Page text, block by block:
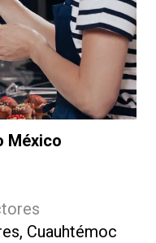
México
Cuauhtémoc